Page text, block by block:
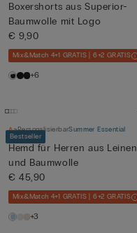
Boxershorts aus Superior-
Baumwolle mit Logo
€ 9,90
Mix&Match 4+1 GRATIS | 6+2 GRATIS
+6
Bestseller
PersonalisierbarSummer Essential
Hemd für Herren aus Leinen
und Baumwolle
€ 45,90
Mix&Match 4+1 GRATIS | 6+2 GRATIS
+3